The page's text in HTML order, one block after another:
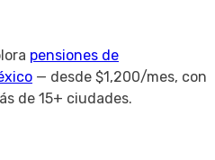
pensiones de
— desde $1,200/mes, con
de 15+ ciudades.